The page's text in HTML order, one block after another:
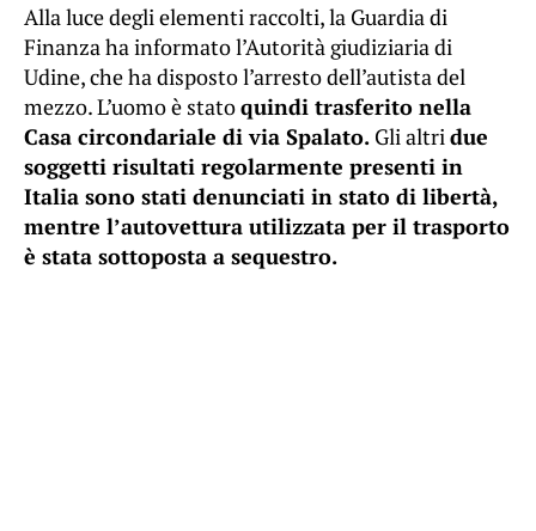
Alla luce degli elementi raccolti, la Guardia di
Finanza ha informato l’Autorità giudiziaria di
Udine, che ha disposto l’arresto dell’autista del
mezzo. L’uomo è statoquindi trasferito nella
Casa circondariale di via Spalato. Gli altri due
soggetti risultati regolarmente presenti in
Italia sono stati denunciati in stato di libertà,
mentre l’autovettura utilizzata per il trasporto
è stata sottoposta a sequestro.